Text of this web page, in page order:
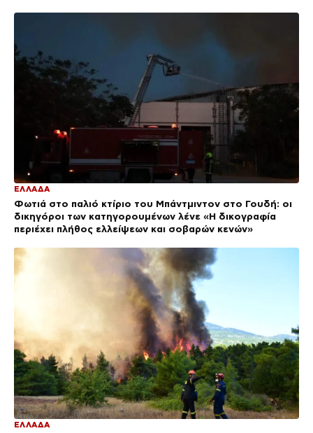
ΕΛΛΑΔΑ
Φωτιά στο παλιό κτίριο του Μπάντμιντον στο Γουδή: οι
δικηγόροι των κατηγορουμένων λένε «Η δικογραφία
περιέχει πλήθος ελλείψεων και σοβαρών κενών»
ΕΛΛΑΔΑ